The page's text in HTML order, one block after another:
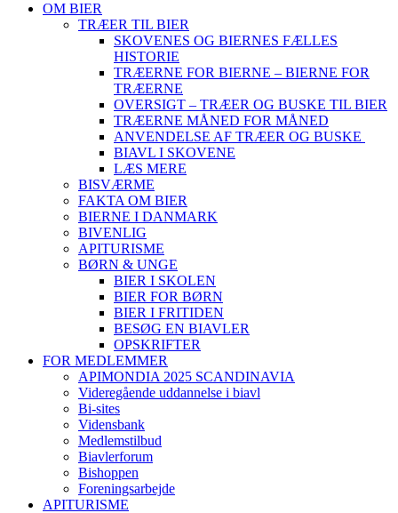
OM BIER
TRÆER TIL BIER
SKOVENES OG BIERNES FÆLLES
HISTORIE
TRÆERNE FOR BIERNE – BIERNE FOR
TRÆERNE
OVERSIGT – TRÆER OG BUSKE TIL BIER
TRÆERNE MÅNED FOR MÅNED
ANVENDELSE AF TRÆER OG BUSKE
BIAVL I SKOVENE
LÆS MERE
BISVÆRME
FAKTA OM BIER
BIERNE I DANMARK
BIVENLIG
APITURISME
BØRN & UNGE
BIER I SKOLEN
BIER FOR BØRN
BIER I FRITIDEN
BESØG EN BIAVLER
OPSKRIFTER
FOR MEDLEMMER
APIMONDIA 2025 SCANDINAVIA
Videregående uddannelse i biavl
Bi-sites
Vidensbank
Medlemstilbud
Biavlerforum
Bishoppen
Foreningsarbejde
APITURISME